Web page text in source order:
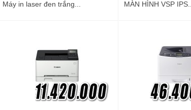
Máy in laser đen trắng...
MÀN HÌNH VSP IPS...